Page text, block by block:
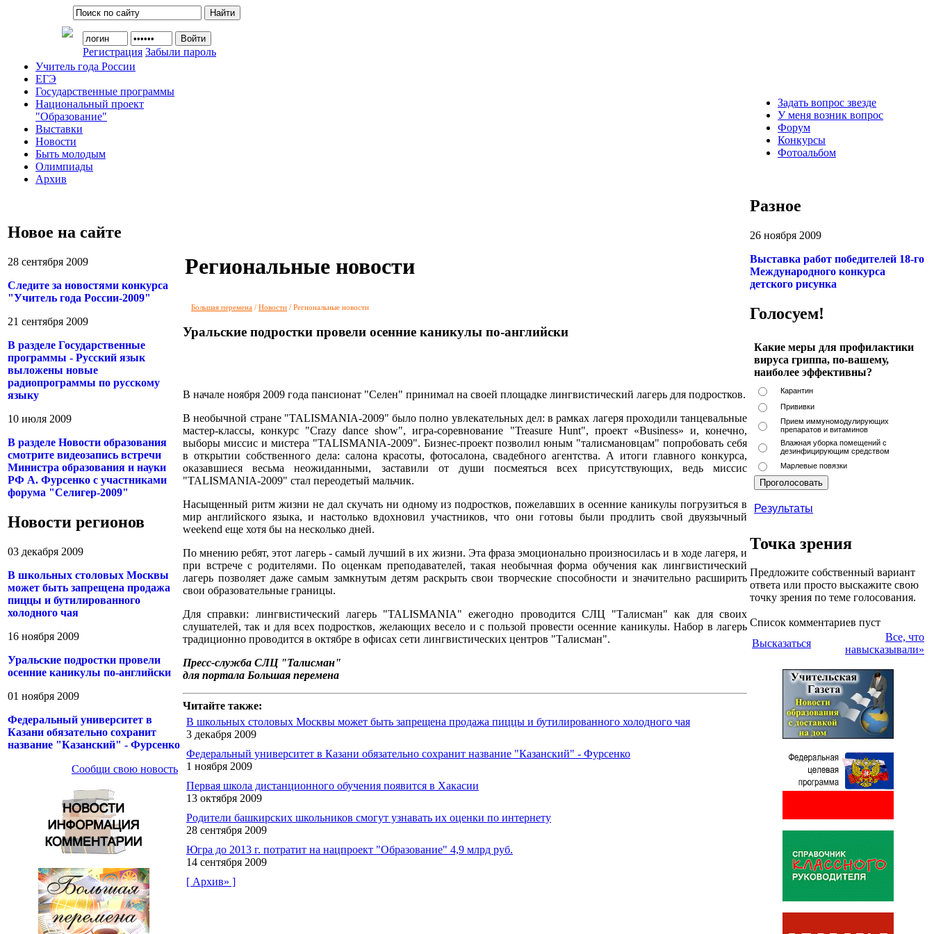
Регистрация Забыли пароль
Учитель года России
ЕГЭ
Государственные программы
Национальный проект
"Образование"
Выставки
Новости
Быть молодым
Олимпиады
Архив
Новое на сайте
28 сентября 2009
Следите за новостями конкурса
"Учитель года России-2009"
21 сентября 2009
В разделе Государственные
программы - Русский язык
выложены новые
радиопрограммы по русскому
языку
10 июля 2009
В разделе Новости образования
смотрите видеозапись встречи
Министра образования и науки
РФ А. Фурсенко с участниками
форума "Селигер-2009"
Новости регионов
03 декабря 2009
В школьных столовых Москвы
может быть запрещена продажа
пиццы и бутилированного
холодного чая
16 ноября 2009
Уральские подростки провели
осенние каникулы по-английски
01 ноября 2009
Федеральный университет в
Казани обязательно сохранит
название "Казанский" - Фурсенко
Сообщи свою новость
Региональные новости
Большая перемена / Новости / Региональные новости
Уральские подростки провели осенние каникулы по-английски
В начале ноября 2009 года пансионат "Селен" принимал на своей площадке лингвистический лагерь для подростков.
В необычной стране "TALISMANIA-2009" было полно увлекательных дел: в рамках лагеря проходили танцевальные
мастер-классы, конкурс "Crazy dance show", игра-соревнование "Treasure Hunt", проект «Business» и, конечно,
выборы миссис и мистера "TALISMANIA-2009". Бизнес-проект позволил юным "талисмановцам" попробовать себя
в открытии собственного дела: салона красоты, фотосалона, свадебного агентства. А итоги главного конкурса,
оказавшиеся весьма неожиданными, заставили от души посмеяться всех присутствующих, ведь миссис
"TALISMANIA-2009" стал переодетый мальчик.
Насыщенный ритм жизни не дал скучать ни одному из подростков, пожелавших в осенние каникулы погрузиться в
мир английского языка, и настолько вдохновил участников, что они готовы были продлить свой двуязычный
weekend еще хотя бы на несколько дней.
По мнению ребят, этот лагерь - самый лучший в их жизни. Эта фраза эмоционально произносилась и в ходе лагеря, и
при встрече с родителями. По оценкам преподавателей, такая необычная форма обучения как лингвистический
лагерь позволяет даже самым замкнутым детям раскрыть свои творческие способности и значительно расширить
свои образовательные границы.
Для справки: лингвистический лагерь "TALISMANIA" ежегодно проводится СЛЦ "Талисман" как для своих
слушателей, так и для всех подростков, желающих весело и с пользой провести осенние каникулы. Набор в лагерь
традиционно проводится в октябре в офисах сети лингвистических центров "Талисман".
Пресс-служба СЛЦ "Талисман"
для портала Большая перемена
Читайте также:
В школьных столовых Москвы может быть запрещена продажа пиццы и бутилированного холодного чая
3 декабря 2009
Федеральный университет в Казани обязательно сохранит название "Казанский" - Фурсенко
1 ноября 2009
Первая школа дистанционного обучения появится в Хакасии
13 октября 2009
Родители башкирских школьников смогут узнавать их оценки по интернету
28 сентября 2009
Югра до 2013 г. потратит на нацпроект "Образование" 4,9 млрд руб.
14 сентября 2009
[ Архив» ]
Задать вопрос звезде
Уменя возник вопрос
Форум
Конкурсы
Фотоальбом
Разное
26 ноября 2009
Выставка работ победителей 18-го
Международного конкурса
детского рисунка
Голосуем!
Какие меры для профилактики
вируса гриппа, по-вашему,
наиболее эффективны?
Карантин
Прививки
Прием иммуномодулирующих
препаратов и витаминов
Влажная уборка помещений с
дезинфицирующим средством
Марлевые повязки
Результаты
Точка зрения
Предложите собственный вариант
ответа или просто выскажите свою
точку зрения по теме голосования.
Список комментариев пуст
Высказаться
Все, что
навысказывали»